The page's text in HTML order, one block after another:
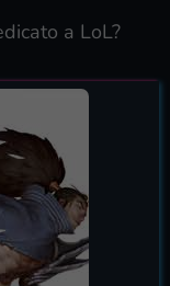
a LoL?